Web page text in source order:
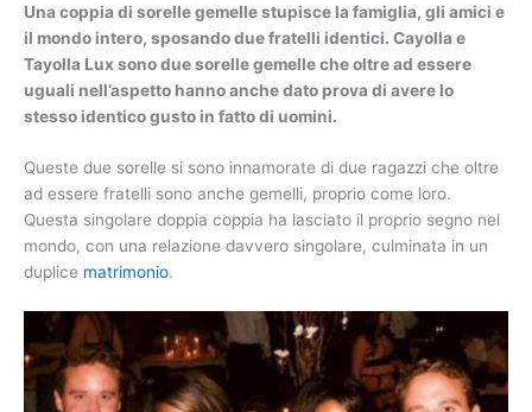
Una coppia di sorelle gemelle stupisce la famiglia, gli amici e
il mondo intero, sposando due fratelli identici. Cayolla e
Tayolla Lux sono due sorelle gemelle che oltre ad essere
uguali nell’aspetto hanno anche dato prova di avere lo
stesso identico gusto in fatto di uomini.
Queste due sorelle si sono innamorate di due ragazzi che oltre
ad essere fratelli sono anche gemelli, proprio come loro.
Questa singolare doppia coppia ha lasciato il proprio segno nel
mondo, con una relazione davvero singolare, culminata in un
duplice matrimonio.